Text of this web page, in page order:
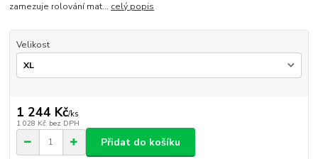
zamezuje rolování mat... celý popis
Velikost
1 244 Kč/ks
1 028 Kč bez DPH
Přidat do košíku